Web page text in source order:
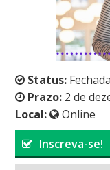
Status: Fechada
Prazo: 2 de
Local:
Online
Inscreva-se!